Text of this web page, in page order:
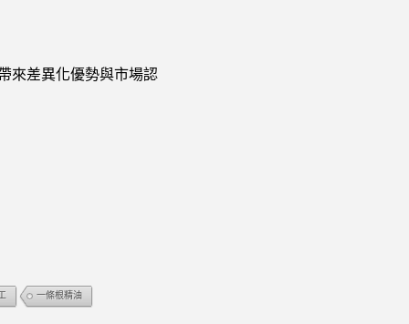
來差異化優勢與市場認
一條根精油